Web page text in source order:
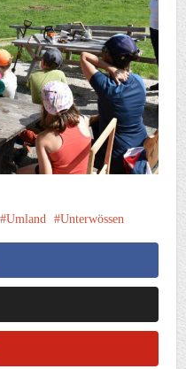
Umland Unterwössen